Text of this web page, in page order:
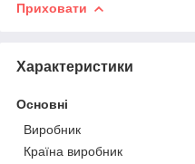
Приховати
Характеристики
Основні
Виробник
Країна виробник